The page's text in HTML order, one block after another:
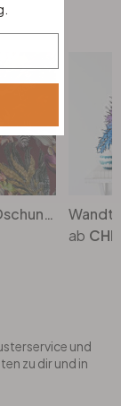
A.S. Création Dschungeltapete Dream Flowery Vliestapete tropisch rot, rosa, grün, gelb
und
zu dir und in